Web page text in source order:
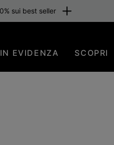
IN EVIDENZA SCOPRI